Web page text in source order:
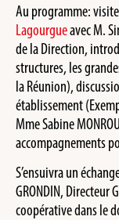
Au programme:
Lagourgueavec M.
de la Direction,
structures, les
la Réunion),
établissement
Mme Sabine
accompagnements
S’ensuivra un
GRONDIN, Directeur
coopérative dans le